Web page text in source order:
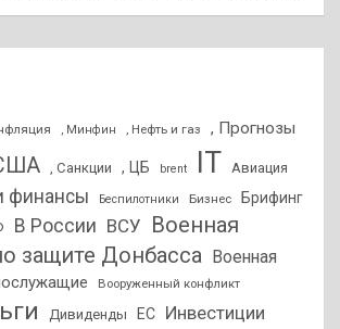
, Минфин , Нефть и газ , Прогнозы
, Санкции , ЦБ brent IT Авиация
финансы Беспилотники Бизнес
Брифинг
В России ВСУ Военная
защите Донбасса
Военная
Вооруженный конфликт
Дивиденды ЕС Инвестиции